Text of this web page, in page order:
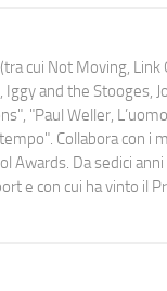
cui Not Moving, Link
and the Stooges,
"Paul Weller,
Collabora con i
Awards. Da sedici
e con cui ha vinto il